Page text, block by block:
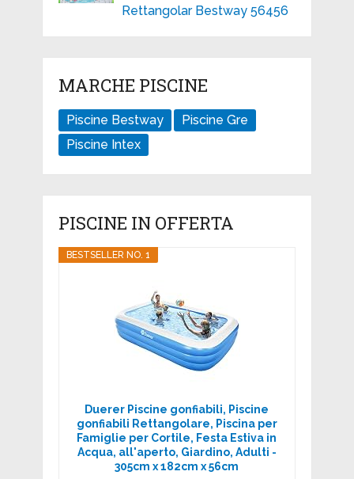
Rettangolar Bestway 56456
MARCHE PISCINE
Piscine Bestway
Piscine Gre
Piscine Intex
PISCINE IN OFFERTA
BESTSELLER NO. 1
Duerer Piscine gonfiabili, Piscine
gonfiabili Rettangolare, Piscina per
Famiglie per Cortile, Festa Estiva in
Acqua, all'aperto, Giardino, Adulti -
305cm x 182cm x 56cm